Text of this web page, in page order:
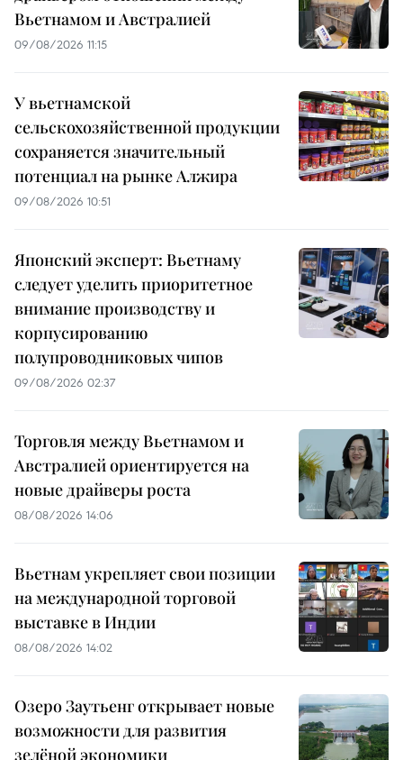
Вьетнамом и Австралией
09/08/2026 11:15
У вьетнамской
сельскохозяйственной продукции
сохраняется значительный
потенциал на рынке Алжира
09/08/2026 10:51
Японский эксперт: Вьетнаму
следует уделить приоритетное
внимание производству и
корпусированию
полупроводниковых чипов
09/08/2026 02:37
Торговля между Вьетнамом и
Австралией ориентируется на
новые драйверы роста
08/08/2026 14:06
Вьетнам укрепляет свои позиции
на международной торговой
выставке в Индии
08/08/2026 14:02
Озеро Заутьенг открывает новые
возможности для развития
зелёной экономики